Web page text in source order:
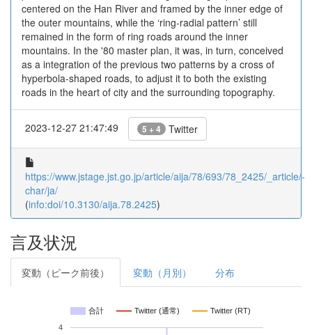
centered on the Han River and framed by the inner edge of
the outer mountains, while the ‘ring-radial pattern’ still
remained in the form of ring roads around the inner
mountains. In the '80 master plan, it was, in turn, conceived
as a integration of the previous two patterns by a cross of
hyperbola-shaped roads, to adjust it to both the existing
roads in the heart of city and the surrounding topography.
2023-12-27 21:47:49 5 + 4 Twitter
https://www.jstage.jst.go.jp/article/aija/78/693/78_2425/_article/-
char/ja/
(info:doi/10.3130/aija.78.2425)
言及状況
変動（ピーク前後） 変動（月別） 分布
合計 Twitter (通常) Twitter (RT)
4